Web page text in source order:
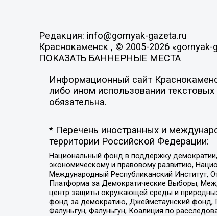
Редакция: info@gornyak-gazeta.ru
Краснокаменск , © 2005-2026 «gornyak-
ПОКАЗАТЬ БАННЕРНЫЕ МЕСТА
Информационный сайт
либо ином использовании
обязательна.
* Перечень иностранных и
территории Российской Федерации:
Национальный фонд в поддержку
экономическому и правовому развитию,
Международный Республиканский Институт,
Платформа за Демократические Выборы,
центр защиты окружающей среды и природных
фонд за демократию, Джеймстаунский фонд,
Фалуньгун, Фалуньгун, Коалиция по